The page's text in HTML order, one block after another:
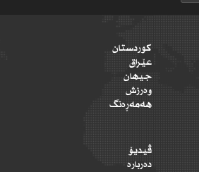
کوردستان
عێراق
جیهان
وەرزش
هەمەڕەنگ
ڤیدیۆ
دەربارە